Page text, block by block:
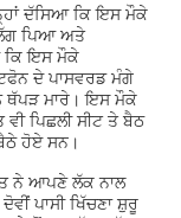
ਦੱਸਿਆ ਕਿ ਇਸ ਮੌਕੇ
ਲੱਗ ਪਿਆ ਅਤੇ
ਕਿ ਇਸ ਮੌਕੇ
ਦੇ ਪਾਸਵਰਡ ਮੰਗੇ
ਥੱਪੜ ਮਾਰੇ। ਇਸ ਮੌਕੇ
ਪਿਛਲੀ ਸੀਟ ਤੇ ਬੈਠ
ਹੋਏ ਸਨ।
ਨੇ ਆਪਣੇ ਲੱਕ ਨਾਲ
ਪਾਸੀ ਖਿੱਚਣਾ ਸ਼ੁਰੂ